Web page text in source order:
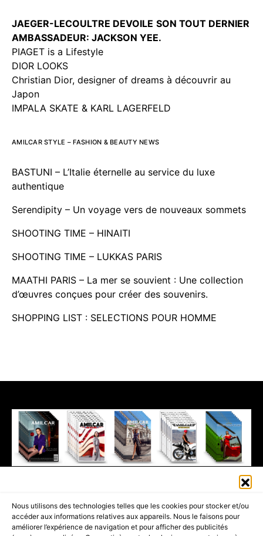
Nous utilisons des technologies telles que les cookies pour stocker et/ou
accéder aux informations relatives aux appareils. Nous le faisons pour
améliorer l’expérience de navigation et pour afficher des publicités
JAEGER-LECOULTRE DEVOILE SON TOUT DERNIER
AMBASSADEUR: JACKSON YEE.
PIAGET is a Lifestyle
DIOR LOOKS
Christian Dior, designer of dreams à découvrir au
Japon
IMPALA SKATE & KARL LAGERFELD
AMILCAR STYLE – FASHION & BEAUTY NEWS
BASTUNI – L’Italie éternelle au service du luxe
authentique
Serendipity – Un voyage vers de nouveaux sommets
SHOOTING TIME – HINAITI
SHOOTING TIME – LUKKAS PARIS
MAATHI PARIS – La mer se souvient : Une collection
d’œuvres conçues pour créer des souvenirs.
SHOPPING LIST : SELECTIONS POUR HOMME
PART OF THEAMILCAR MAGAZINE GROUP.EDITOR - ADVERTISING
AGENCE MEDIANE.